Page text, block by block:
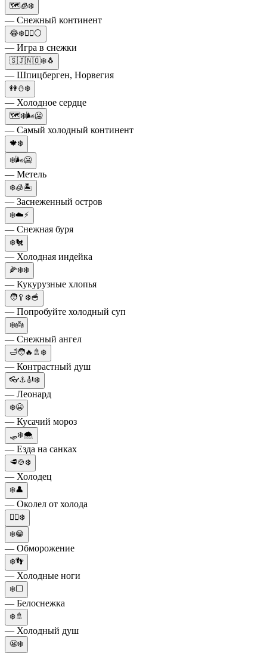
🗺🧊❄️
— Снежный континент
😂❄️🤾‍♀️⚪
— Игра в снежки
🇸🇯🇳🇴❄️🐧
— Шпицберген, Норвегия
👭⛄️❄️
— Холодное сердце
🗺❄️🌬🥶
— Самый холодный континент
🍁❄️
❄️🌬🥶
— Метель
❄️🧊🏝
— Заснеженный остров
❄️☁️⚡️
— Снежная буря
❄️🐔
— Холодная индейка
🌽❄️❄️
— Кукурузные хлопья
🧑🥄❄️🥣
— Попробуйте холодный суп
❄️👼
— Снежный ангел
🛁🧑🔥🚿❄️
— Контрастный душ
👓⚓🎻❄️
— Леонард
❄️😬
— Кусачий мороз
🛷❄️🌨
— Езда на санках
🥩🍲❄️
— Холодец
❄️👤
— Околел от холода
🧞‍♀️❄️
❄️😁
— Обморожение
❄️👣
— Холодные ноги
❄️⬜
— Белоснежка
❄️🚿
— Холодный душ
😬❄️